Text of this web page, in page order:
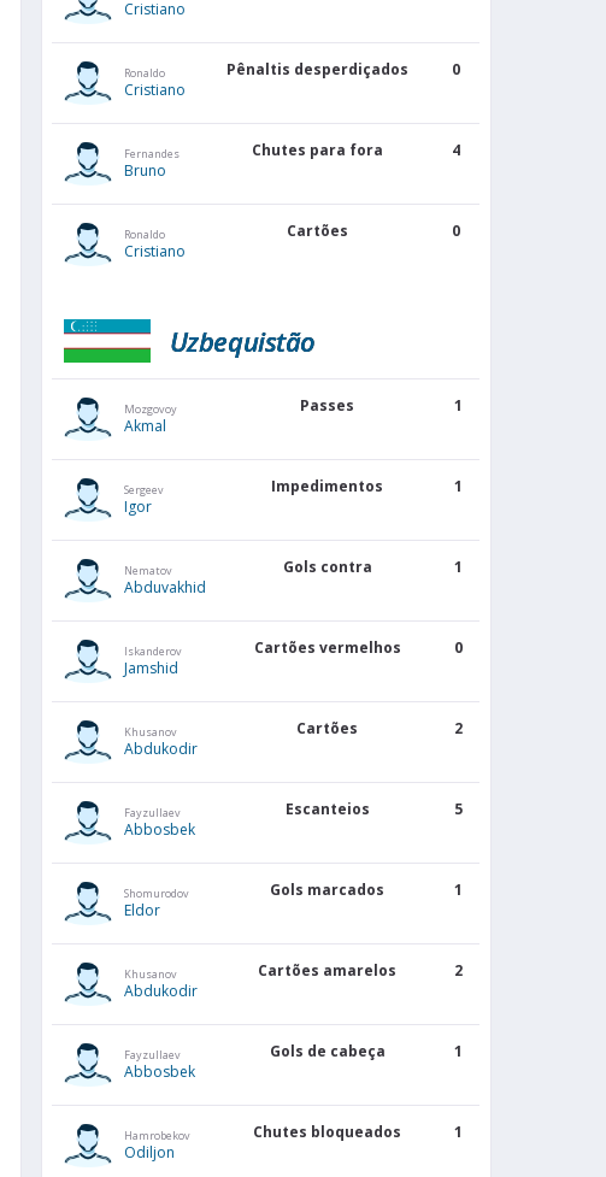
Cristiano
Ronaldo
Cristiano
Pênaltis desperdiçados 0
Fernandes
Bruno
Chutes para fora 4
Ronaldo
Cristiano
Cartões 0
Uzbequistão
Mozgovoy
Akmal
Passes 1
Sergeev
Igor
Impedimentos 1
Nematov
Abduvakhid
Gols contra 1
Iskanderov
Jamshid
Cartões vermelhos 0
Khusanov
Abdukodir
Cartões 2
Fayzullaev
Abbosbek
Escanteios 5
Shomurodov
Eldor
Gols marcados 1
Khusanov
Abdukodir
Cartões amarelos 2
Fayzullaev
Abbosbek
Gols de cabeça 1
Hamrobekov
Odiljon
Chutes bloqueados 1